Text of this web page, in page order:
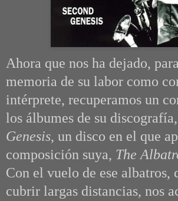
Ahora que nos ha dejado,
memoria de su labor como
intérprete, recuperamos un
los álbumes de su discografía,
Genesis, un disco en el que
composición suya, The
Con el vuelo de ese albatros,
cubrir largas distancias, nos